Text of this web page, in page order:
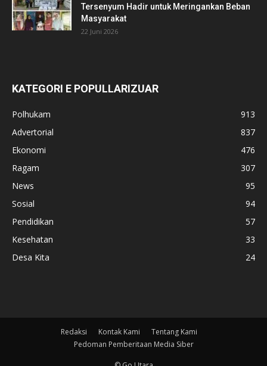
Tersenyum Hadir untuk Meringankan Beban
Masyarakat
22 Juni 2026
KATEGORI E POPULLARIZUAR
Polhukam
913
Advertorial
837
Ekonomi
476
Ragam
307
News
95
Sosial
94
Pendidikan
57
Kesehatan
33
Desa Kita
24
Redaksi Kontak Kami
Tentang Kami
Pedoman Pemberitaan Media Siber